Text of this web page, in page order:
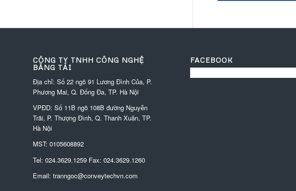
CÔNG TY TNHH CÔNG NGHỆ
BĂNG TẢI
Địa chỉ: Số 22 ngõ 91 Lương Đình Của, P.
Phương Mai, Q. Đống Đa, TP. Hà Nội
VPĐD: Số 11B ngõ 108B đường Nguyễn
Trãi, P. Thượng Đình, Q. Thanh Xuân, TP.
Hà Nội
MST: 0105608892
Tel: 024.3629.1259 Fax: 024.3629.1260
Email: tranngoc@conveytechvn.com
FACEBOOK